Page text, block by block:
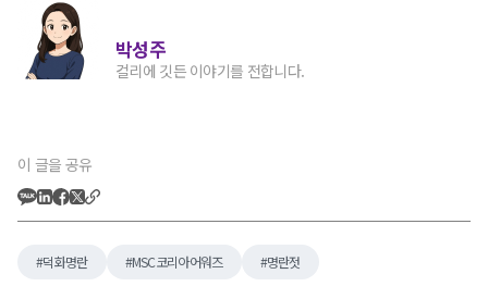
박성주
컬리에 깃든 이야기를 전합니다.
이 글을 공유
덕화명란 MSC코리아어워즈 명란젓